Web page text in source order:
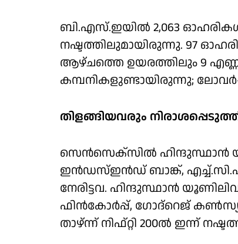
ബി.എസ്.ഇയില്‍ 2,063 ഓഹരികള്‍
നഷ്ടത്തിലുമായിരുന്നു. 97
ആഴ്ചത്തെ ഉയരത്തിലും 9
കമ്പനികളുണ്ടായിരുന്നു; ലോവര്‍-
തിളങ്ങിയവരും
സെന്‍സെക്‌സില്‍ ഹിന്ദുസ്ഥാന്‍
ഇന്‍ഡസ്ഇന്‍ഡ് ബാങ്ക്,
നേരിട്ടവ. ഹിന്ദുസ്ഥാന്‍
ഫിന്‍കോര്‍പ്പ്, ഗോദ്‌റെജ്
താഴ്ന്ന് നിഫ്റ്റി 200ല്‍ ഇന്ന്